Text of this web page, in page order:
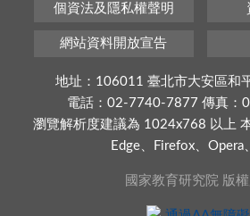
個資法及隱私權聲明
網站資料開放宣告
地址：106011 臺北市大安區和
電話：02-7740-7877 傳真：
瀏覽解析度建議為 1024x768 以上
Edge、Firefox、Opera
國家教育研究院 版